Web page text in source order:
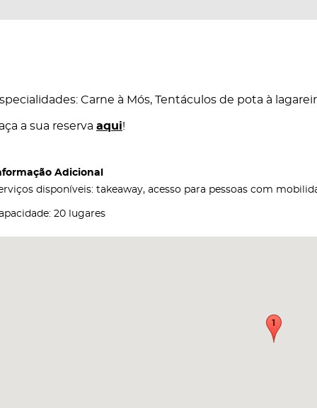
Carne à Mós, Tentáculos de pota à
a sua reserva aqui!
Adicional
disponíveis: takeaway, acesso para pessoas com
20 lugares